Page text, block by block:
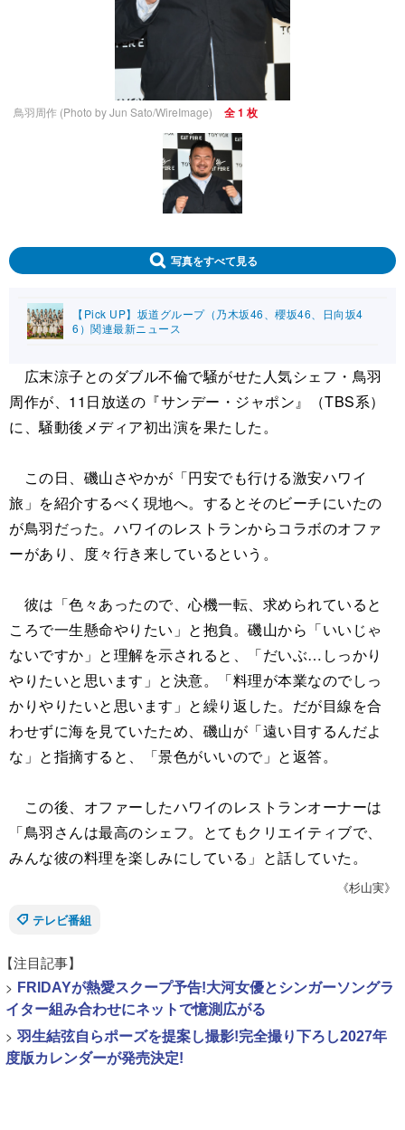
鳥羽周作 (Photo by Jun Sato/WireImage) 全 1 枚
写真をすべて見る
【Pick UP】坂道グループ（乃木坂46、櫻坂46、日向坂4
6）関連最新ニュース
広末涼子とのダブル不倫で騒がせた人気シェフ・鳥羽
周作が、11日放送の『サンデー・ジャポン』（TBS系）
に、騒動後メディア初出演を果たした。
この日、磯山さやかが「円安でも行ける激安ハワイ
旅」を紹介するべく現地へ。するとそのビーチにいたの
が鳥羽だった。ハワイのレストランからコラボのオファ
ーがあり、度々行き来しているという。
彼は「色々あったので、心機一転、求められていると
ころで一生懸命やりたい」と抱負。磯山から「いいじゃ
ないですか」と理解を示されると、「だいぶ…しっかり
やりたいと思います」と決意。「料理が本業なのでしっ
かりやりたいと思います」と繰り返した。だが目線を合
わせずに海を見ていたため、磯山が「遠い目するんだよ
な」と指摘すると、「景色がいいので」と返答。
この後、オファーしたハワイのレストランオーナーは
「鳥羽さんは最高のシェフ。とてもクリエイティブで、
みんな彼の料理を楽しみにしている」と話していた。
《杉山実》
テレビ番組
【注目記事】
> FRIDAYが熱愛スクープ予告!大河女優とシンガーソングラ
イター組み合わせにネットで憶測広がる
> 羽生結弦自らポーズを提案し撮影!完全撮り下ろし2027年
度版カレンダーが発売決定!